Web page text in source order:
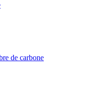
de carbone